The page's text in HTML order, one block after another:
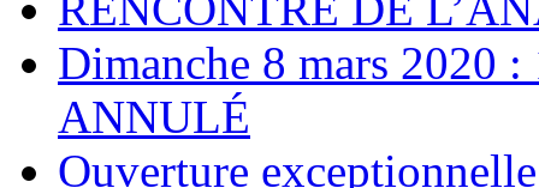
Dimanche 8 mars 2020
ANNULÉ
Ouverture